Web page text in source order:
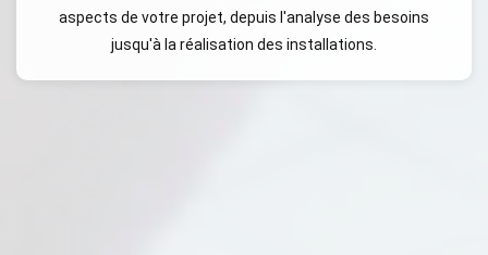
aspects de votre projet, depuis l'analyse des besoins
jusqu'à la réalisation des installations.